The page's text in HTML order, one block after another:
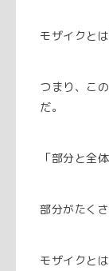
モザイクと
つまり、こ
だ。
「部分と全体
部分がたく
モザイクと